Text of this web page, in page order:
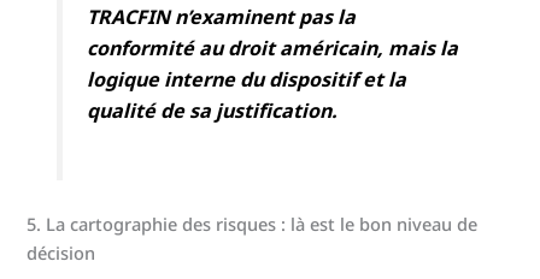
TRACFIN n’examinent pas la
conformité au droit américain, mais la
logique interne du dispositif et la
qualité de sa justification.
5. La cartographie des risques : là est le bon niveau de
décision